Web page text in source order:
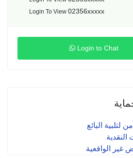
Login To View 02356xxxxx
Login to Chat
لتلبية البائع
النقدية
غير الواقعية